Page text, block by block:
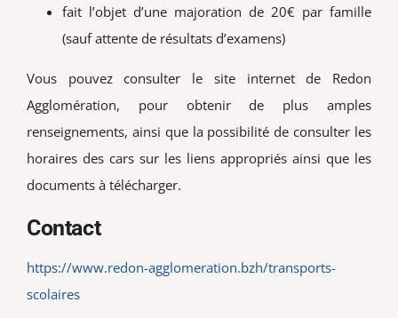
fait l’objet d’une majoration de 20€ par famille
(sauf attente de résultats d’examens)
Vous pouvez consulter le site internet de Redon
Agglomération, pour obtenir de plus amples
renseignements, ainsi que la possibilité de consulter les
horaires des cars sur les liens appropriés ainsi que les
documents à télécharger.
Contact
https://www.redon-agglomeration.bzh/transports-
scolaires